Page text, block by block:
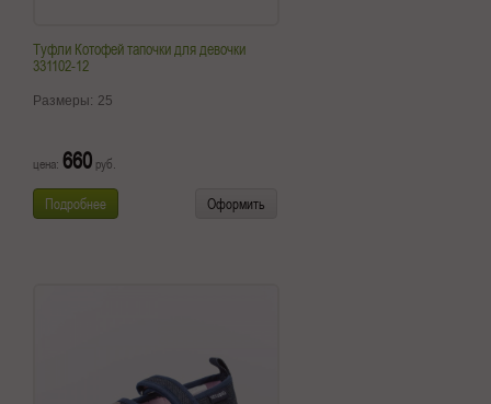
Туфли Котофей тапочки для девочки
331102-12
Размеры: 25
цена: 660 руб.
Подробнее Оформить